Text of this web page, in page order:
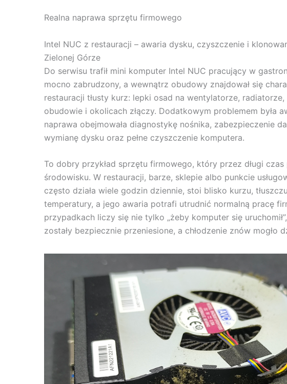
Realna naprawa sprzętu firmowego
Intel NUC z restauracji – awaria dysku, czyszczenie i
Zielonej Górze
Do serwisu trafił mini komputer Intel NUC pracujący w
mocno zabrudzony, a wewnątrz obudowy znajdował się
restauracji tłusty kurz: lepki osad na wentylatorze, radiatorze,
obudowie i okolicach złączy. Dodatkowym problemem była
naprawa obejmowała diagnostykę nośnika, zabezpieczenie
wymianę dysku oraz pełne czyszczenie komputera.
To dobry przykład sprzętu firmowego, który przez długi czas
środowisku. W restauracji, barze, sklepie albo punkcie
często działa wiele godzin dziennie, stoi blisko kurzu,
temperatury, a jego awaria potrafi utrudnić normalną pracę
przypadkach liczy się nie tylko „żeby komputer się
zostały bezpiecznie przeniesione, a chłodzenie znów mogło